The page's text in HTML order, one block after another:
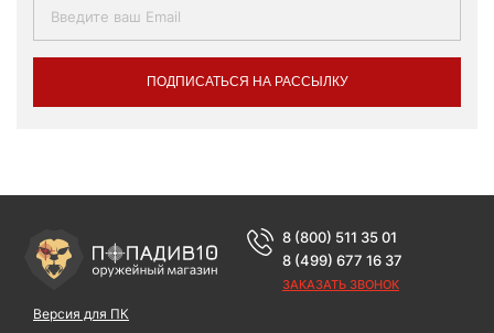
ПОДПИСАТЬСЯ НА РАССЫЛКУ
Версия для ПК
8 (800) 511 35 01
8 (499) 677 16 37
ЗАКАЗАТЬ ЗВОНОК